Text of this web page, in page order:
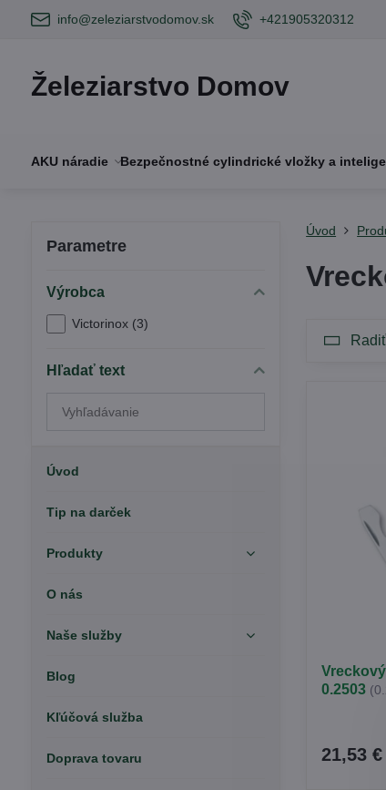
info@zeleziarstvodomov.sk +421905320312
Železiarstvo Domov
AKU náradie Bezpečnostné cylindrické vložky a
Úvod
0.2503
21,53 €
Parametre
Výrobca
Victorinox (3)
Hľadať text
výsledky
fulltextom
Úvod
Tip na darček
Produkty
O nás
Naše služby
Blog
Kľúčová služba
Doprava tovaru